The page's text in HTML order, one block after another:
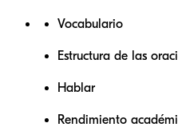
Vocabulario
Estructura de las
Hablar
Rendimiento